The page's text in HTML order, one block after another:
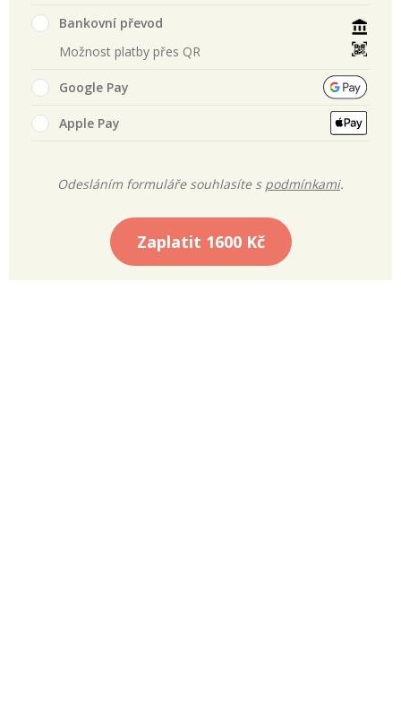
Bankovní převod
Možnost platby přes QR
Google Pay
Apple Pay
Odesláním formuláře souhlasíte s podmínkami.
Zaplatit 1600 Kč